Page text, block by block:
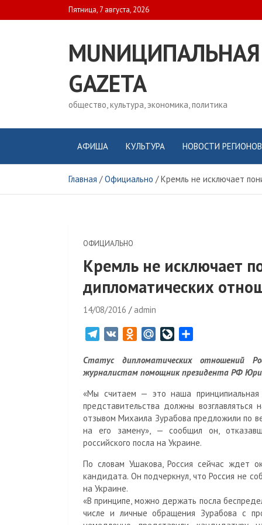
to
Пятница, 7 августа, 2026
MUNИЦИПАЛЬНАЯ
GAZЕТА
общество, культура, экономика, политика
АФИША КУЛЬТУРА НОВОСТИ РЕГИОНОВ
Главная Официально Кремль не исключает
ОФИЦИАЛЬНО
Кремль не исключает
дипломатических
14/08/2016 admin
l
e
r
a
m
n
o
l
a
s
s
n
i
i
M
i
l
.
R
u
v
e
J
o
u
r
n
a
l
р
а
в
и
т
ь
Статус дипломатических отношений
журналистам помощник президента РФ
«Мы считаем — это наша
представительства должны
отзывом Михаила Зурабова предложили по
на его замену», — сообщил он,
российского посла на Украине.
По словам Ушакова, Россия сейчас ждет
кандидата. Он подчеркнул, что Россия не
на Украине.
«В принципе, можно держать посла
числе и личные обращения Зурабова с